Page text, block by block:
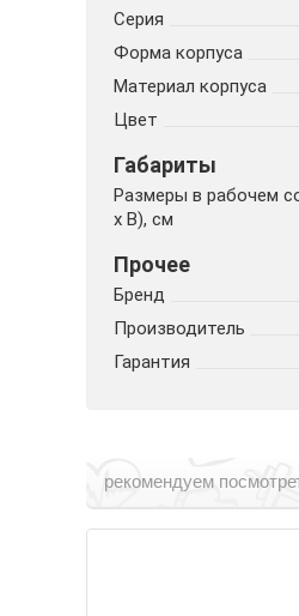
Серия
Форма корпуса
Материал корпуса
Цвет
Габариты
Размеры в рабочем
х В), см
Прочее
Бренд
Производитель
Гарантия
рекомендуем